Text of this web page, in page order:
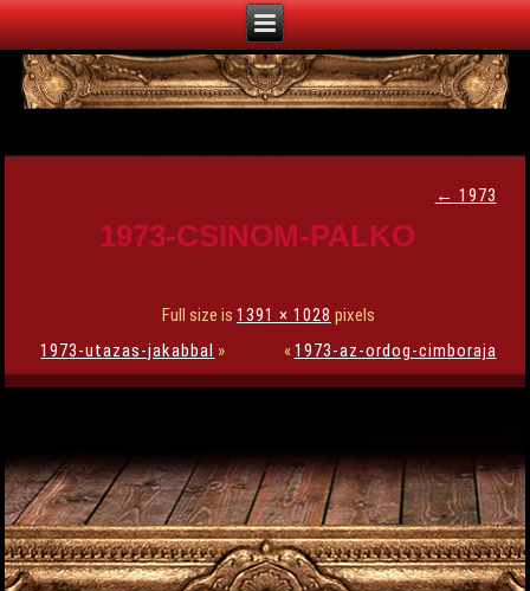
← 1973
1973-CSINOM-PALKO
Full size is 1391 × 1028 pixels
1973-utazas-jakabbal » «1973-az-ordog-cimboraja